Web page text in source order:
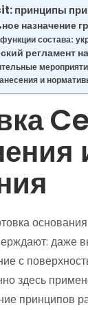
принципы
назначение
состава:
регламент
и
даже
с
здесь
принципов